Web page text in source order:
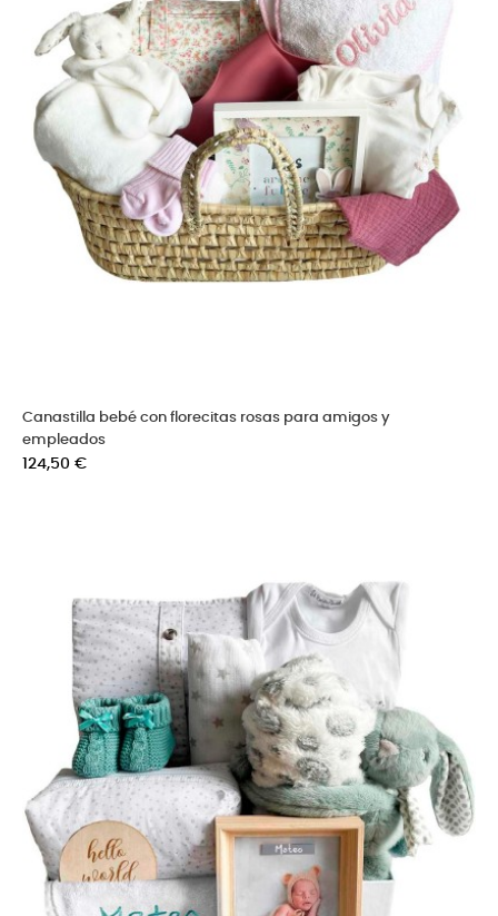
Canastilla bebé con florecitas rosas para amigos y
empleados
Precio
124,50 €